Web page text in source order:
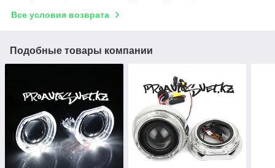
Все условия возврата
Подобные товары компании